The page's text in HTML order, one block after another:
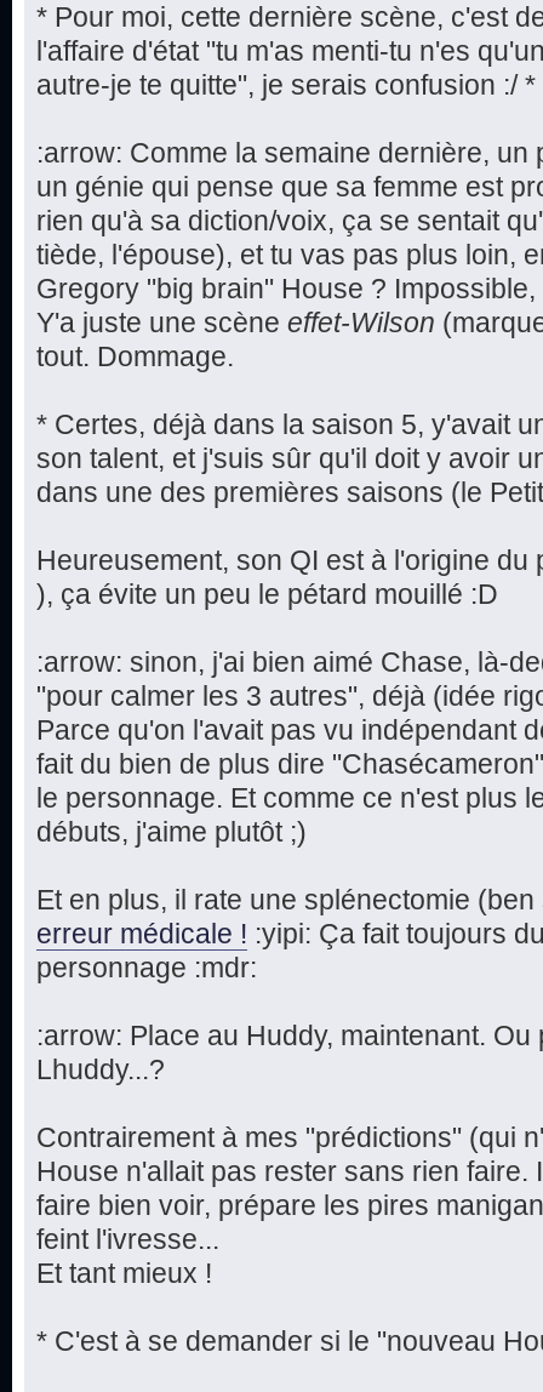
* Pour moi, cette dernière scène, c'est
l'affaire d'état "tu m'as menti-tu n'es
autre-je te quitte", je serais confusion :/ *
:arrow: Comme la semaine dernière, un
un génie qui pense que sa femme est
rien qu'à sa diction/voix, ça se sentait
tiède, l'épouse), et tu vas pas plus loin,
Gregory "big brain" House ?
Y'a juste une scène effet-Wilson
tout. Dommage.
* Certes, déjà dans la saison 5, y'avait
son talent, et j'suis sûr qu'il doit y avoir
dans une des premières saisons (le
Heureusement, son QI est à l'origine
), ça évite un peu le pétard mouillé :D
:arrow: sinon, j'ai bien aimé Chase, là-
"pour calmer les 3 autres", déjà (idée
Parce qu'on l'avait pas vu indépendant
fait du bien de plus dire
le personnage. Et comme ce n'est plus
débuts, j'aime plutôt ;)
Et en plus, il rate une splénectomie
erreur médicale ! :yipi: Ça fait toujours
personnage :mdr:
:arrow: Place au Huddy, maintenant. Ou
Lhuddy...?
Contrairement à mes "prédictions" (qui
House n'allait pas rester sans rien
faire bien voir, prépare les pires
feint l'ivresse...
Et tant mieux !
* C'est à se demander si le "nouveau